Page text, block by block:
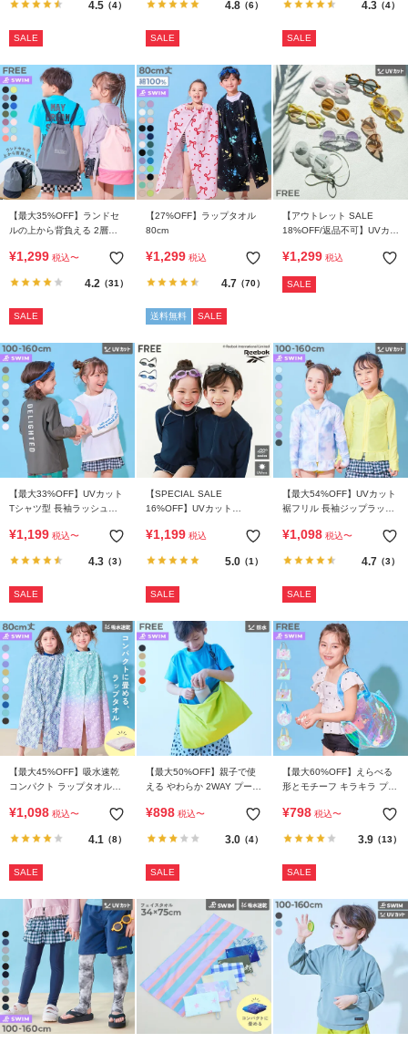
4.5（4）
SALE
4.8（6）
SALE
4.3（4）
SALE
【最大35%OFF】ランドセ
ルの上から背負える 2層式
¥1,299 税込〜
4.2（31）
SALE
【27%OFF】ラップタオル
80cm
¥1,299 税込
4.7（70）
送料無料 SALE
【アウトレット SALE
18%OFF/返品不可】UVカッ
コード付き キッズファッシ
¥1,299 税込
SALE
【最大33%OFF】UVカット
Tシャツ型 長袖ラッシュガ
¥1,199 税込〜
4.3（3）
SALE
【SPECIAL SALE
16%OFF】UVカット
¥1,199 税込
5.0（1）
SALE
【最大54%OFF】UVカット
裾フリル 長袖ジップラッシ
¥1,098 税込〜
4.7 （3）
SALE
【最大45%OFF】吸水速乾
コンパクト ラップタオル
¥1,098 税込〜
4.1 （8）
SALE
【最大50%OFF】親子で使
える やわらか 2WAY プール
¥898 税込〜
3.0（4）
SALE
【最大60%OFF】えらべる
形とモチーフ キラキラ プー
¥798 税込〜
3.9（13）
SALE